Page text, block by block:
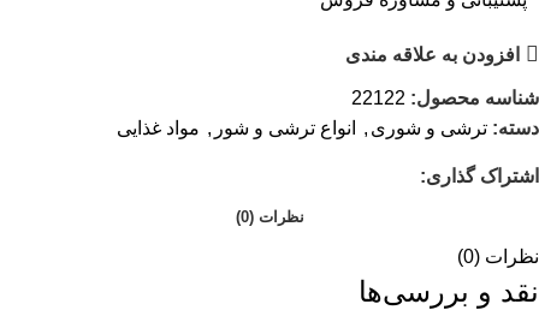
افزودن به علاقه مندی
شناسه محصول: 22122
دسته: ترشی و شوری , انواع ترشی و شور , مواد غذایی
اشتراک گذاری:
نظرات (0)
نظرات (0)
نقد و بررسی‌ها